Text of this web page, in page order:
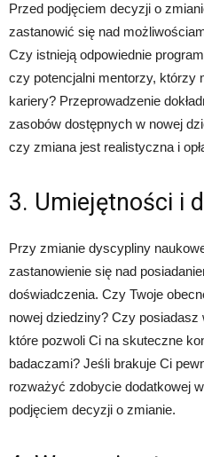
Przed podjęciem decyzji o
zastanowić się nad
Czy istnieją odpowiednie
czy potencjalni mentorzy, którzy
kariery? Przeprowadzenie
zasobów dostępnych w nowej
czy zmiana jest realistyczna i
3. Umiejętności i
Przy zmianie dyscypliny
zastanowienie się nad
doświadczenia. Czy Twoje
nowej dziedziny? Czy
które pozwoli Ci na skuteczne
badaczami? Jeśli brakuje Ci
rozważyć zdobycie dodatkowej
podjęciem decyzji o zmianie.